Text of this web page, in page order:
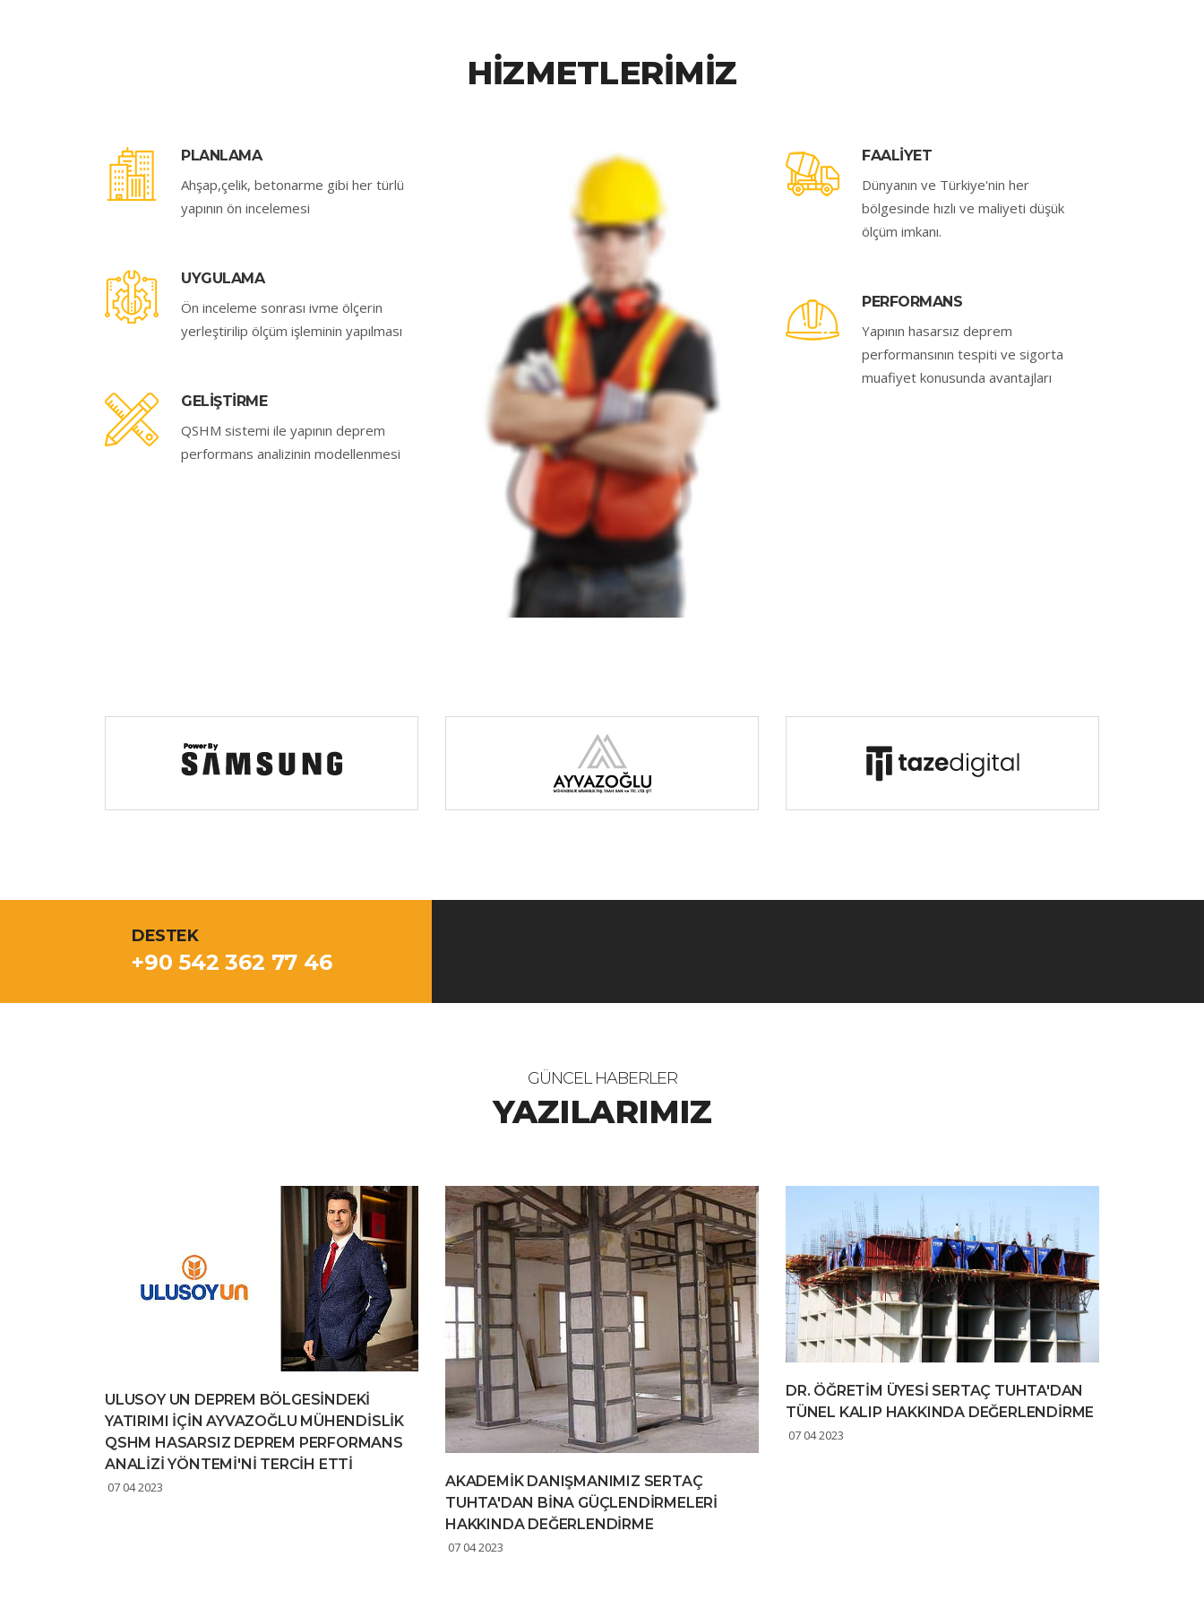
HİZMETLERİMİZ
PLANLAMA
Ahşap,çelik, betonarme gibi her türlü
yapının ön incelemesi
UYGULAMA
Ön inceleme sonrası ivme ölçerin
yerleştirilip ölçüm işleminin yapılması
GELİŞTİRME
QSHM sistemi ile yapının deprem
performans analizinin modellenmesi
FAALİYET
Dünyanın ve Türkiye'nin her
bölgesinde hızlı ve maliyeti düşük
ölçüm imkanı.
PERFORMANS
Yapının hasarsız deprem
performansının tespiti ve sigorta
muafiyet konusunda avantajları
DESTEK
+90 542 362 77 46
GÜNCEL HABERLER
YAZILARIMIZ
ULUSOY UN DEPREM BÖLGESİNDEKİ
YATIRIMI İÇİN AYVAZOĞLU MÜHENDİSLİK
QSHM HASARSIZ DEPREM PERFORMANS
ANALİZİ YÖNTEMİ'Nİ TERCİH ETTİ
07 04 2023
AKADEMİK DANIŞMANIMIZ SERTAÇ
TUHTA'DAN BİNA GÜÇLENDİRMELERİ
HAKKINDA DEĞERLENDİRME
07 04 2023
DR. ÖĞRETİM ÜYESİ SERTAÇ TUHTA'DAN
TÜNEL KALIP HAKKINDA DEĞERLENDİRME
07 04 2023